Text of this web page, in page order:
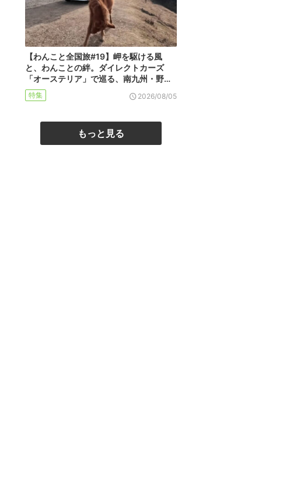
【わんこと全国旅#19】岬を駆ける風
と、わんことの絆。ダイレクトカーズ
「オーステリア」で巡る、南九州・野…
特集 2026/08/05
もっと見る